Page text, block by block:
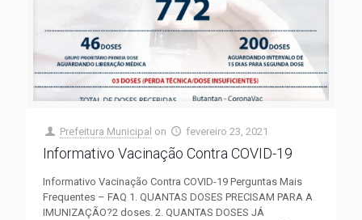
Prefeitura Municipal on fevereiro 23, 2021
Informativo Vacinação Contra COVID-19
Informativo Vacinação Contra COVID-19 Perguntas Mais
Frequentes – FAQ 1. QUANTAS DOSES PRECISAM PARA A
IMUNIZAÇÃO?2 doses. 2. QUANTAS DOSES JÁ